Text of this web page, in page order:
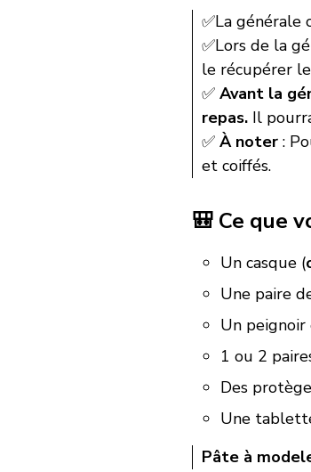
✅La générale
✅Lors de la
le récupérer
✅ Avant la
repas. Il
✅ À noter :
et coiffés.
🎒 Ce que
Un casque (
Une paire
Un
1 ou 2
Des
Une
Pâte à